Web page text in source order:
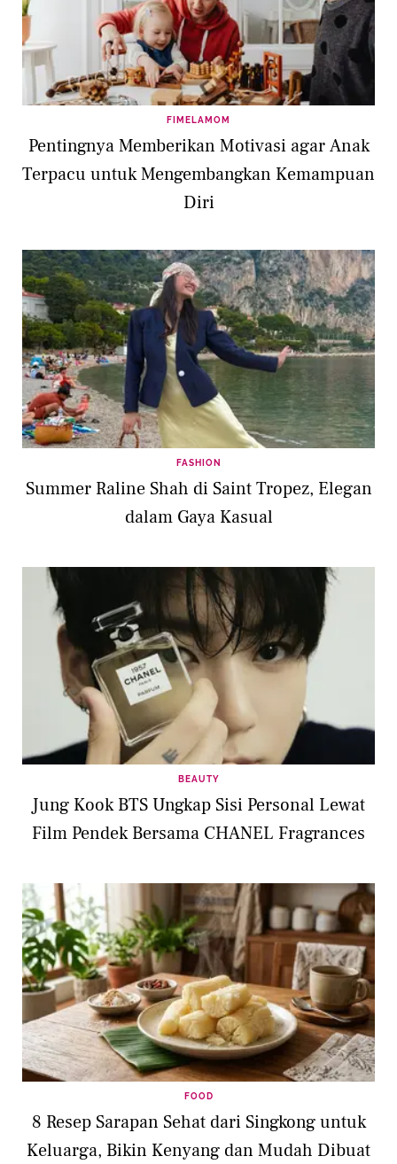
FIMELAMOM
Pentingnya Memberikan Motivasi agar Anak
Terpacu untuk Mengembangkan Kemampuan
Diri
FASHION
Summer Raline Shah di Saint Tropez, Elegan
dalam Gaya Kasual
BEAUTY
Jung Kook BTS Ungkap Sisi Personal Lewat
Film Pendek Bersama CHANEL Fragrances
FOOD
8 Resep Sarapan Sehat dari Singkong untuk
Keluarga, Bikin Kenyang dan Mudah Dibuat